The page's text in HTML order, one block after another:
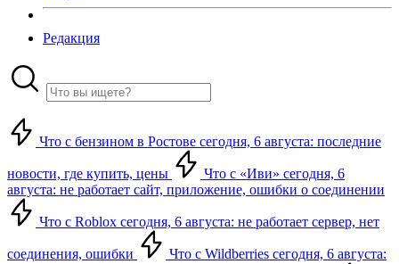
Редакция
Что с бензином в Ростове сегодня, 6 августа: последние
новости, где купить, цены
Что с «Иви» сегодня, 6
августа: не работает сайт, приложение, ошибки о соединении
Что с Roblox сегодня, 6 августа: не работает сервер, нет
соединения, ошибки Что с Wildberries сегодня, 6 августа: